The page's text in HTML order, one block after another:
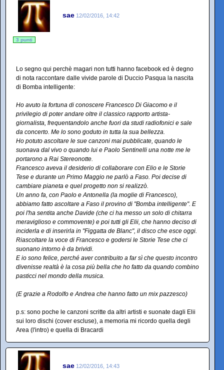
sae 12/02/2016, 14:42
3 punti
Lo segno qui perchè magari non tutti hanno facebook ed è degno
di nota raccontare dalle vivide parole di Duccio Pasqua la nascita
di Bomba intelligente:
Ho avuto la fortuna di conoscere Francesco Di Giacomo e il
privilegio di poter andare oltre il classico rapporto artista-
giornalista, frequentandolo anche fuori da studi radiofonici e sale
da concerto. Me lo sono goduto in tutta la sua bellezza.
Ho potuto ascoltare le sue canzoni mai pubblicate, quando le
suonava dal vivo o quando lui e Paolo Sentinelli una notte me le
portarono a Rai Stereonotte.
Francesco aveva il desiderio di collaborare con Elio e le Storie
Tese e durante un Primo Maggio ne parlò a Faso. Poi decise di
cambiare pianeta e quel progetto non si realizzò.
Un anno fa, con Paolo e Antonella (la moglie di Francesco),
abbiamo fatto ascoltare a Faso il provino di "Bomba intelligente". E
poi l'ha sentita anche Davide (che ci ha messo un solo di chitarra
meraviglioso e commovente) e poi tutti gli Elii, che hanno deciso di
inciderla e di inserirla in "Figgatta de Blanc", il disco che esce oggi.
Riascoltare la voce di Francesco e godersi le Storie Tese che ci
suonano intorno è da brividi.
E io sono felice, perché aver contribuito a far sì che questo incontro
divenisse realtà è la cosa più bella che ho fatto da quando combino
pasticci nel mondo della musica.
(E grazie a Rodolfo e Andrea che hanno fatto un mix pazzesco)
p.s: sono poche le canzoni scritte da altri artisti e suonate dagli Elii
sui loro dischi (cover escluse), a memoria mi ricordo quella degli
Area (l'intro) e quella di Bracardi
sae 12/02/2016, 14:43